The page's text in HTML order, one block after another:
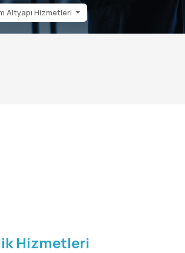
Altyapı Hizmetleri
Hizmetleri